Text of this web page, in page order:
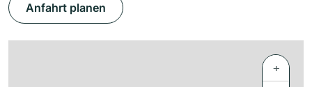
Anfahrt planen
+